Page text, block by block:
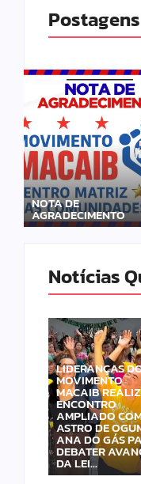
NOTA DE
AGRADECIMENTO
Notícias
LIDERANÇAS
MOVIMENTO
MACAIB
ENCONTRO
AMPLIADO
ASTRO DE
ANA DO GÁS
DEBATER
DA LEI…